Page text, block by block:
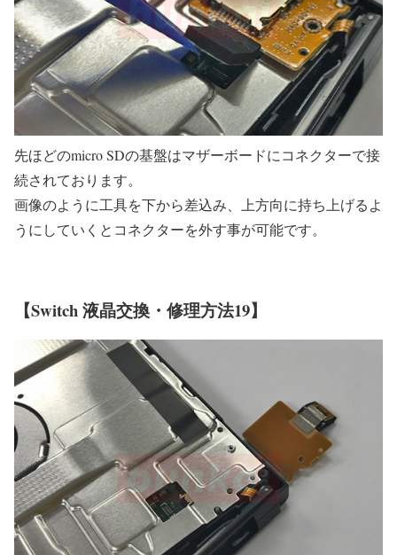
先ほどのmicro SDの基盤はマザーボードにコネクターで接
続されております。
画像のように工具を下から差込み、上方向に持ち上げるよ
うにしていくとコネクターを外す事が可能です。
【Switch 液晶交換・修理方法19】